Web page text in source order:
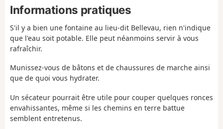
Informations pratiques
S'il y a bien une fontaine au lieu-dit Bellevau, rien n'indique
que l'eau soit potable. Elle peut néanmoins servir à vous
rafraîchir.
Munissez-vous de bâtons et de chaussures de marche ainsi
que de quoi vous hydrater.
Un sécateur pourrait être utile pour couper quelques ronces
envahissantes, même si les chemins en terre battue
semblent entretenus.